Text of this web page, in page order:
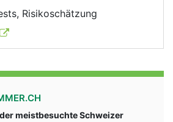
Risikoschätzung
meistbesuchte Schweizer